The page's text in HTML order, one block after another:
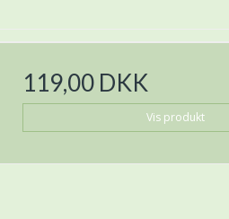
119,00 DKK
Vis produkt